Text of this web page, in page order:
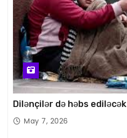
Dilənçilər də həbs ediləcək
May 7, 2026